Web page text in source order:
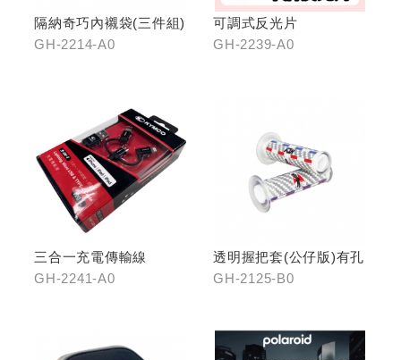
隔納奇巧內襯袋(三件組)
GH-2214-A0
可調式反光片
GH-2239-A0
三合一充電傳輸線
GH-2241-A0
透明握把套(公仔版)有孔
GH-2125-B0